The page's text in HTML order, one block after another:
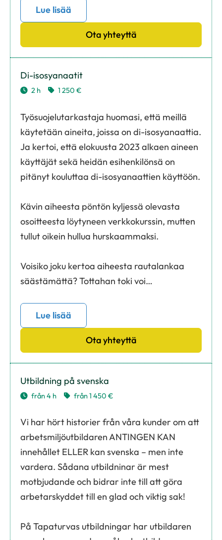
Lue lisää
Ota yhteyttä
Di-isosyanaatit
2 h 1 250 €
Työsuojelutarkastaja huomasi, että meillä
käytetään aineita, joissa on di-isosyanaattia.
Ja kertoi, että elokuusta 2023 alkaen aineen
käyttäjät sekä heidän esihenkilönsä on
pitänyt kouluttaa di-isosyanaattien käyttöön.
Kävin aiheesta pöntön kyljessä olevasta
osoitteesta löytyneen verkkokurssin, mutten
tullut oikein hullua hurskaammaksi.
Voisiko joku kertoa aiheesta rautalankaa
säästämättä? Tottahan toki voi…
Lue lisää
Ota yhteyttä
Utbildning på svenska
från 4 h från 1 450 €
Vi har hört historier från våra kunder om att
arbetsmiljöutbildaren ANTINGEN KAN
innehållet ELLER kan svenska – men inte
vardera. Sådana utbildninar är mest
motbjudande och bidrar inte till att göra
arbetarskyddet till en glad och viktig sak!
På Tapaturvas utbildningar har utbildaren